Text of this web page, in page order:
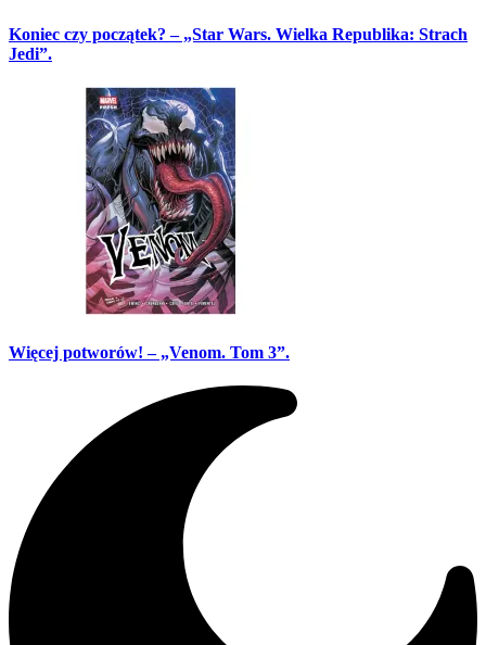
Koniec czy początek? – „Star Wars. Wielka Republika: Strach
Jedi”.
Więcej potworów! – „Venom. Tom 3”.